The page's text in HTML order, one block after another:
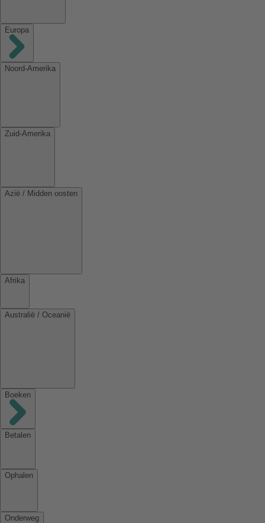
Europa
Noord-Amerika
Zuid-Amerika
Azië / Midden oosten
Afrika
Australië / Oceanië
Boeken
Betalen
Ophalen
Onderweg